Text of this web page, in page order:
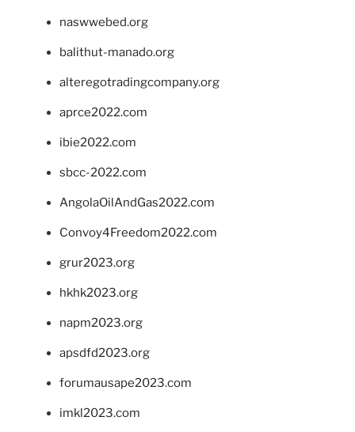
naswwebed.org
balithut-manado.org
alteregotradingcompany.org
aprce2022.com
ibie2022.com
sbcc-2022.com
AngolaOilAndGas2022.com
Convoy4Freedom2022.com
grur2023.org
hkhk2023.org
napm2023.org
apsdfd2023.org
forumausape2023.com
imkl2023.com